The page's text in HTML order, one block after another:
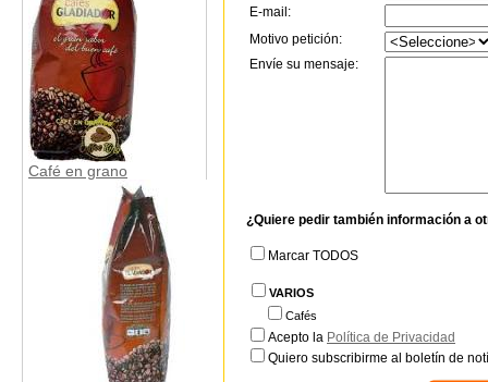
Café en grano
E-mail:
Motivo petición:
Envíe su mensaje:
¿Quiere pedir también información a
Marcar TODOS
VARIOS
Cafés
Acepto la Política de Privacidad
Quiero subscribirme al boletín de